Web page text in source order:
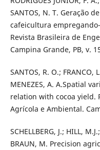
SANTOS, N. T. Geração
cafeicultura
Revista Brasileira de
Campina Grande, PB, v.
SANTOS, R. O.; FRANCO,
MENEZES, A. A.Spatial
relation with cocoa yield.
Agrícola e Ambiental.
SCHELLBERG, J.; HILL,
BRAUN, M. Precision